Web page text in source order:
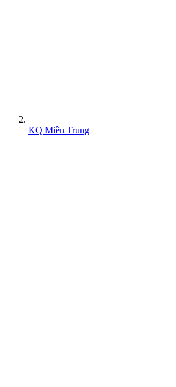
KQ Miền Trung